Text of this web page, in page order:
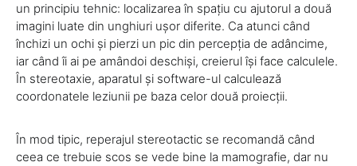
un principiu tehnic: localizarea în spațiu cu ajutorul a două
imagini luate din unghiuri ușor diferite. Ca atunci când
închizi un ochi și pierzi un pic din percepția de adâncime,
iar când îi ai pe amândoi deschiși, creierul își face calculele.
În stereotaxie, aparatul și software-ul calculează
coordonatele leziunii pe baza celor două proiecții.
În mod tipic, reperajul stereotactic se recomandă când
ceea ce trebuie scos se vede bine la mamografie, dar nu